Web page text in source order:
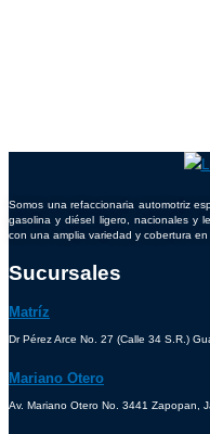
Somos una refaccionaria automotriz
gasolina y diésel ligero, nacionales y
con una amplia variedad y cobertura
Sucursales
Matríz
Dr Pérez Arce No. 27 (Calle 34 S.R.)
Mariano Otero
Av. Mariano Otero No. 3441 Zapopan,